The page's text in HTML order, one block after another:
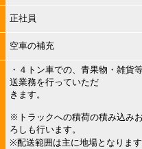
正社員
空車の補充
・４トン車での、青果物・雑貨
送業務を行っていただ
きます。
※トラックへの積荷の積み込み
ろしも行います。
※配送範囲は主に地場となります